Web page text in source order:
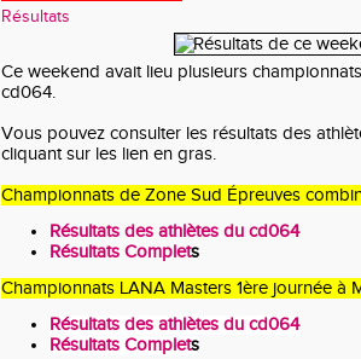
Résultats
Ce weekend avait lieu plusieurs
cd064.
Vous pouvez consulter les résultats des
cliquant sur les lien en gras.
Championnats de Zone Sud Épreuves
Résultats des athlètes du cd064
Résultats Complets
Championnats LANA Masters 1ère journée à
Résultats des athlètes du cd064
Résultats Complets